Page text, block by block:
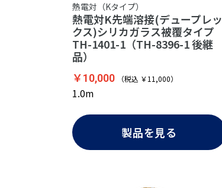
熱電対（Kタイプ）
熱電対K先端溶接(デュープレッ
クス)シリカガラス被覆タイプ
TH-1401-1（TH-8396-1 後継
品）
￥10,000 （税込 ￥11,000）
1.0m
製品を見る